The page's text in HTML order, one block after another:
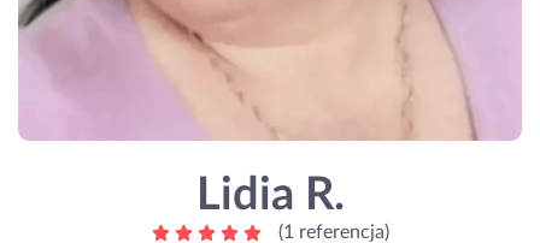
Lidia R.
(1 referencja)